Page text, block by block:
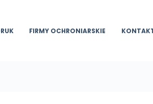
FIRMY OCHRONIARSKIE